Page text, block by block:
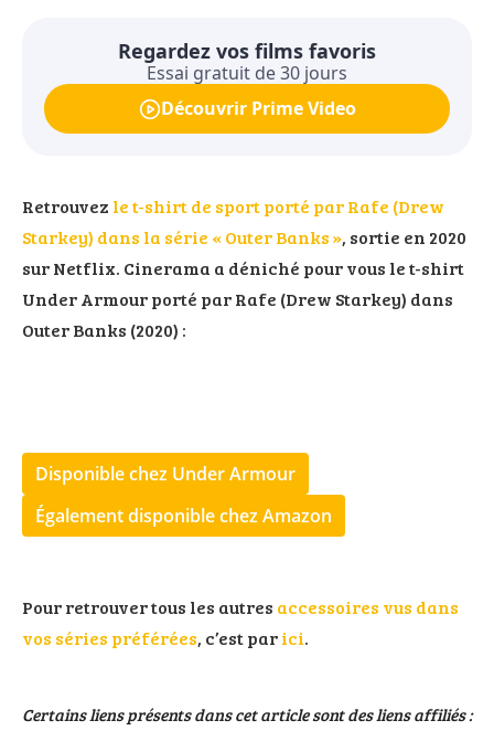
Regardez vos films favoris
Essai gratuit de 30 jours
Découvrir Prime Video
Retrouvez le t-shirt de sport porté par Rafe (Drew
Starkey) dans la série « Outer Banks », sortie en 2020
sur Netflix. Cinerama a déniché pour vous le t-shirt
Under Armour porté par Rafe (Drew Starkey) dans
Outer Banks (2020) :
Disponible chez Under Armour
Également disponible chez Amazon
Pour retrouver tous les autres accessoires vus dans
vos séries préférées, c’est parici.
Certains liens présents dans cet article sont des liens affiliés :